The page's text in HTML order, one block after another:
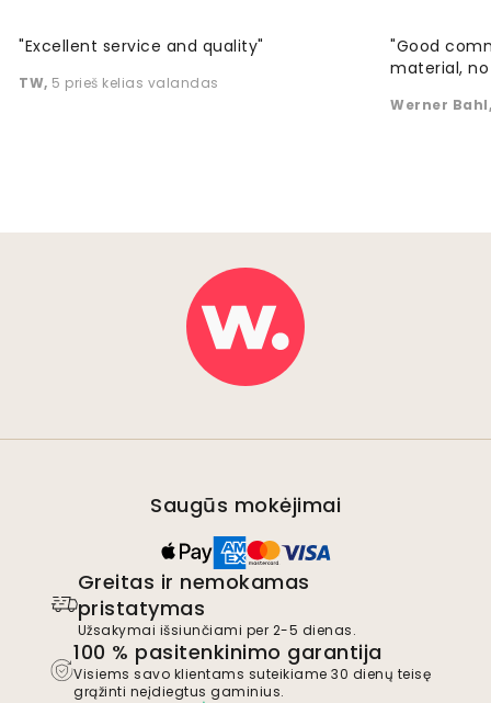
"Excellent service and quality"
TW, 5 prieš kelias valandas
"Good
material,
Werner Bahl
Saugūs mokėjimai
Greitas ir nemokamas
pristatymas
Užsakymai išsiunčiami per 2-5 dienas.
100 % pasitenkinimo garantija
Visiems savo klientams suteikiame 30 dienų teisę
grąžinti neįdiegtus gaminius.